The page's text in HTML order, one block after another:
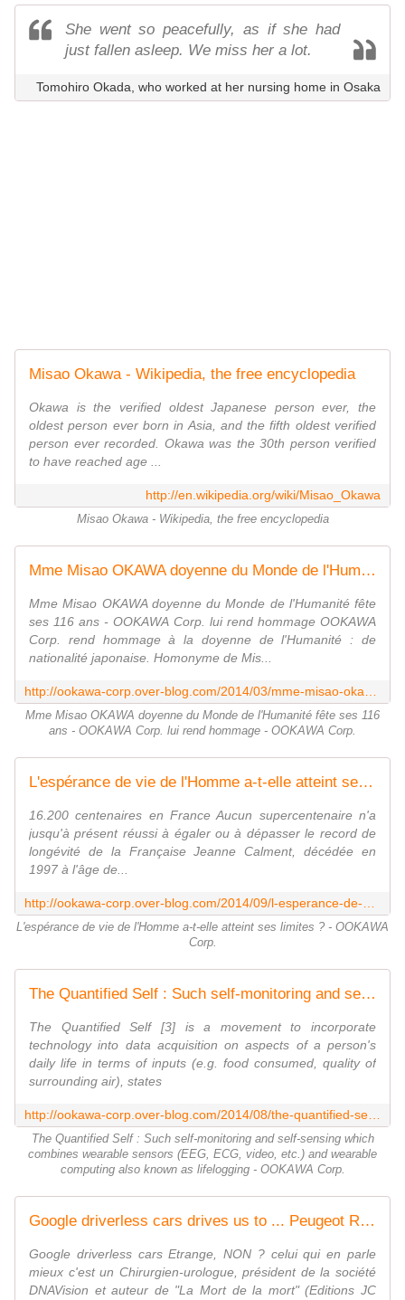
She went so peacefully, as if she had
just fallen asleep. We miss her a lot.
Tomohiro Okada, who worked at her nursing home in Osaka
Misao Okawa - Wikipedia, the free encyclopedia
Okawa is the verified oldest Japanese person ever, the
oldest person ever born in Asia, and the fifth oldest verified
person ever recorded. Okawa was the 30th person verified
to have reached age ...
http://en.wikipedia.org/wiki/Misao_Okawa
Misao Okawa - Wikipedia, the free encyclopedia
Mme Misao OKAWA doyenne du Monde de l'Humanité fête ses 116 ans - OOKAWA Corp. lui rend hommage - OOKAWA Corp.
Mme Misao OKAWA doyenne du Monde de l'Humanité fête
ses 116 ans - OOKAWA Corp. lui rend hommage OOKAWA
Corp. rend hommage à la doyenne de l'Humanité : de
nationalité japonaise. Homonyme de Mis...
Mme Misao OKAWA doyenne du Monde de l'Humanité fête ses 116
ans - OOKAWA Corp. lui rend hommage - OOKAWA Corp.
L'espérance de vie de l'Homme a-t-elle atteint ses limites ? - OOKAWA Corp.
16.200 centenaires en France Aucun supercentenaire n'a
jusqu'à présent réussi à égaler ou à dépasser le record de
longévité de la Française Jeanne Calment, décédée en
1997 à l'âge de...
L'espérance de vie de l'Homme a-t-elle atteint ses limites ? - OOKAWA
Corp.
The Quantified Self : Such self-monitoring and self-sensing which combines wearable sensors (EEG, ECG, video, etc.) and wearable computing also known as lifelogging - OOKAWA Corp.
The Quantified Self [3] is a movement to incorporate
technology into data acquisition on aspects of a person's
daily life in terms of inputs (e.g. food consumed, quality of
surrounding air), states
The Quantified Self : Such self-monitoring and self-sensing which
combines wearable sensors (EEG, ECG, video, etc.) and wearable
computing also known as lifelogging - OOKAWA Corp.
Google driverless cars drives us to ... Peugeot Renault ... and french spirit ! - OOKAWA Corp.
Google driverless cars Etrange, NON ? celui qui en parle
mieux c'est un Chirurgien-urologue, président de la société
DNAVision et auteur de "La Mort de la mort" (Editions JC